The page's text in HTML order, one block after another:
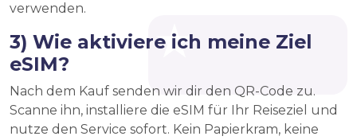
verwenden.
3) Wie aktiviere ich meine Ziel
eSIM?
Nach dem Kauf senden wir dir den QR-Code zu.
Scanne ihn, installiere die eSIM für Ihr Reiseziel und
nutze den Service sofort. Kein Papierkram, keine